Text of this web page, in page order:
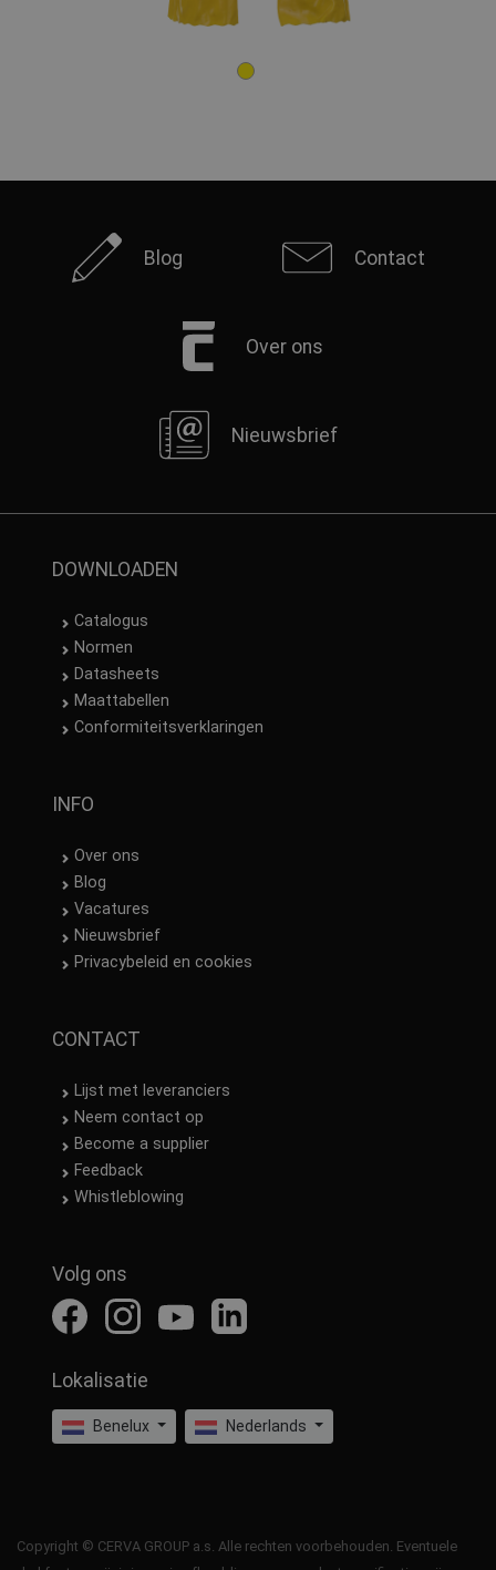
Blog Contact
Over ons
Nieuwsbrief
DOWNLOADEN
Catalogus
Normen
Datasheets
Maattabellen
Conformiteitsverklaringen
INFO
Over ons
Blog
Vacatures
Nieuwsbrief
Privacybeleid en cookies
CONTACT
Lijst met leveranciers
Neem contact op
Become a supplier
Feedback
Whistleblowing
Volg ons
Lokalisatie
Benelux Nederlands
Copyright © CERVA GROUP a.s. Alle rechten voorbehouden. Eventuele